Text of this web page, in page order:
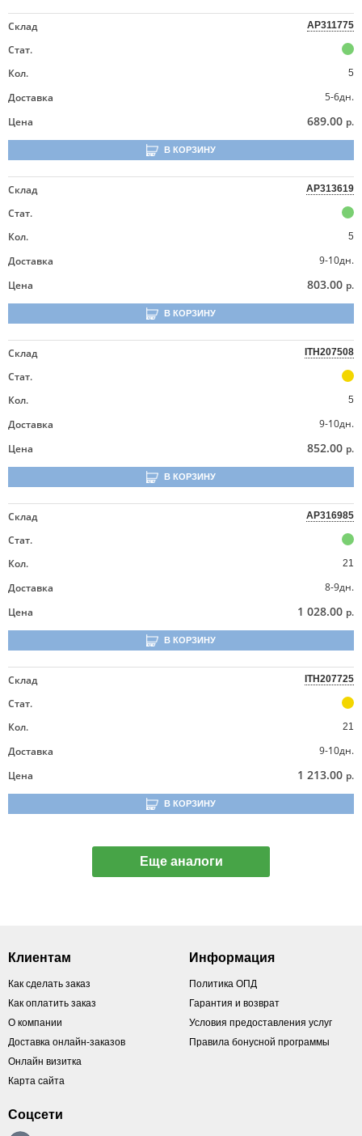
Склад AP311775
Стат.
Кол.
5
Доставка
5-6дн.
Цена
689.00 р.
В КОРЗИНУ
Склад AP313619
Стат.
Кол.
5
Доставка
9-10дн.
Цена
803.00 р.
В КОРЗИНУ
Склад ITH207508
Стат.
Кол.
5
Доставка
9-10дн.
Цена
852.00 р.
В КОРЗИНУ
Склад AP316985
Стат.
Кол.
21
Доставка
8-9дн.
Цена
1 028.00 р.
В КОРЗИНУ
Склад ITH207725
Стат.
Кол.
21
Доставка
9-10дн.
Цена
1 213.00 р.
В КОРЗИНУ
Еще аналоги
Клиентам
Как сделать заказ
Как оплатить заказ
О компании
Доставка онлайн-заказов
Онлайн визитка
Карта сайта
Информация
Политика ОПД
Гарантия и возврат
Условия предоставления услуг
Правила бонусной программы
Соцсети